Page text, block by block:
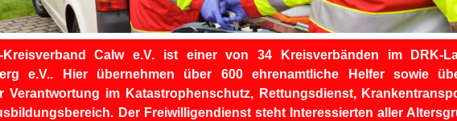
Kreisverband Calw e.V. ist einer von 34 Kreisverbänden im DRK-
e.V.. Hier übernehmen über 600 ehrenamtliche Helfer sowie
Verantwortung im Katastrophenschutz, Rettungsdienst,
Der Freiwilligendienst steht Interessierten aller